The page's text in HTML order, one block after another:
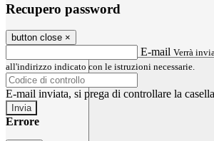
Recupero password
button close ×
E-mail Verrà
all'indirizzo indicato con le istruzioni necessarie.
E-mail inviata, si prega di controllare la
Errore